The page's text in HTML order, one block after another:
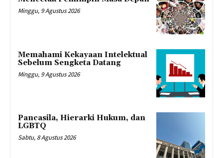
Minggu, 9 Agustus 2026
Memahami Kekayaan Intelektual
Sebelum Sengketa Datang
Minggu, 9 Agustus 2026
Pancasila, Hierarki Hukum, dan
LGBTQ
Sabtu, 8 Agustus 2026